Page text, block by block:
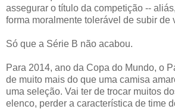
assegurar o título da competição --
forma moralmente tolerável de subir de
Só que a Série B não acabou.
Para 2014, ano da Copa do Mundo, o
de muito mais do que uma camisa
uma seleção. Vai ter de trocar muitos
elenco, perder a característica de time